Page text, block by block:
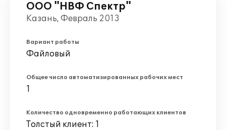
ООО "НВФ Спектр"
Казань, Февраль 2013
Вариант работы
Файловый
Общее число автоматизированных рабочих мест
1
Количество одновременно работающих клиентов
Толстый клиент: 1